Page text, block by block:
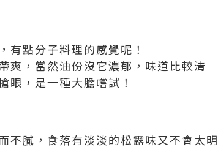
有點分子料理的感覺呢！
爽，當然油份沒它濃郁，味道比較清
眼，是一種大膽嚐試！
不膩，食落有淡淡的松露味又不會太明